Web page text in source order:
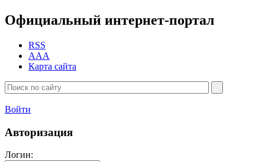
Официальный интернет-портал
RSS
AAA
Карта сайта
Войти
Авторизация
Логин: